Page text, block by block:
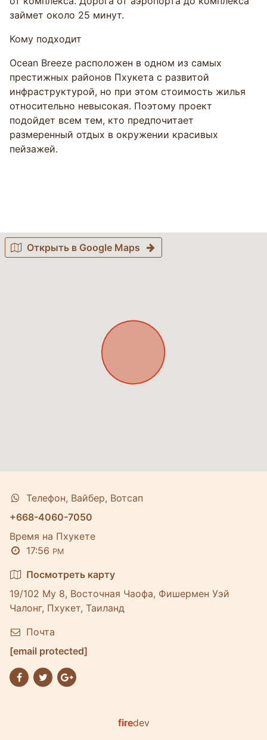
займет около 25 минут.
Кому подходит
Ocean Breeze расположен в одном из самых
престижных районов Пхукета с развитой
инфраструктурой, но при этом стоимость жилья
относительно невысокая. Поэтому проект
подойдет всем тем, кто предпочитает
размеренный отдых в окружении красивых
пейзажей.
Открыть в Google Maps
Телефон, Вайбер, Вотсап
+668-4060-7050
Время на Пхукете
17:56 PM
Посмотреть карту
19/102 Му 8, Восточная Чаофа, Фишермен Уэй
Чалонг, Пхукет, Таиланд
Почта
[email protected]
firedev